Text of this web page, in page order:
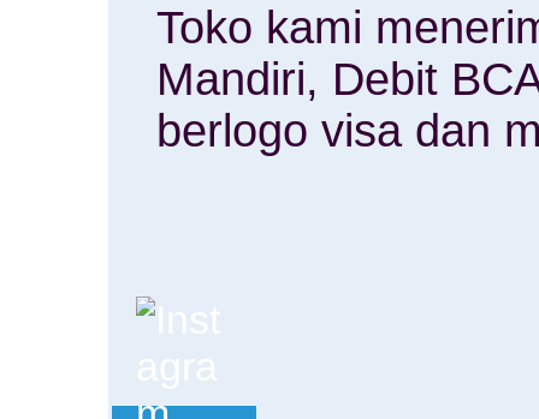
Toko kami
Mandiri, Debit
berlogo visa dan